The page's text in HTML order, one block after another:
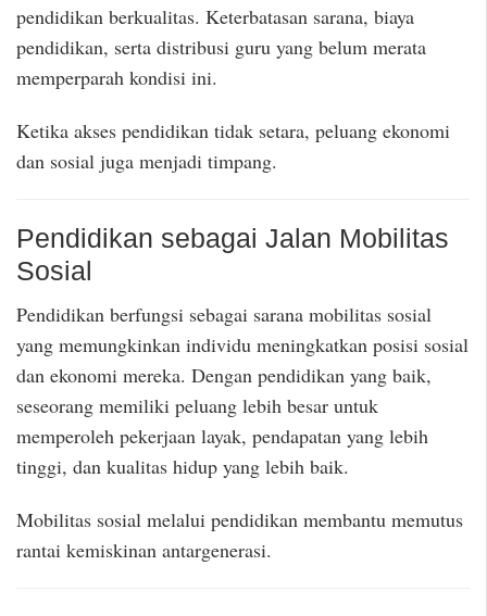
pendidikan berkualitas. Keterbatasan sarana, biaya
pendidikan, serta distribusi guru yang belum merata
memperparah kondisi ini.
Ketika akses pendidikan tidak setara, peluang ekonomi
dan sosial juga menjadi timpang.
Pendidikan sebagai Jalan Mobilitas
Sosial
Pendidikan berfungsi sebagai sarana mobilitas sosial
yang memungkinkan individu meningkatkan posisi sosial
dan ekonomi mereka. Dengan pendidikan yang baik,
seseorang memiliki peluang lebih besar untuk
memperoleh pekerjaan layak, pendapatan yang lebih
tinggi, dan kualitas hidup yang lebih baik.
Mobilitas sosial melalui pendidikan membantu memutus
rantai kemiskinan antargenerasi.